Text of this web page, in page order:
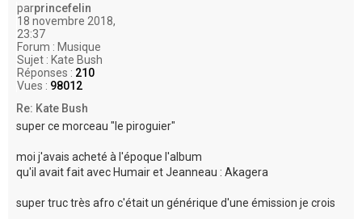
parprincefelin
18 novembre 2018,
23:37
Forum : Musique
Sujet : Kate Bush
Réponses : 210
Vues : 98012
Re: Kate Bush
super ce morceau "le piroguier"
moi j'avais acheté à l'époque l'album
qu'il avait fait avec Humair et Jeanneau : Akagera
super truc très afro c'était un générique d'une émission je crois